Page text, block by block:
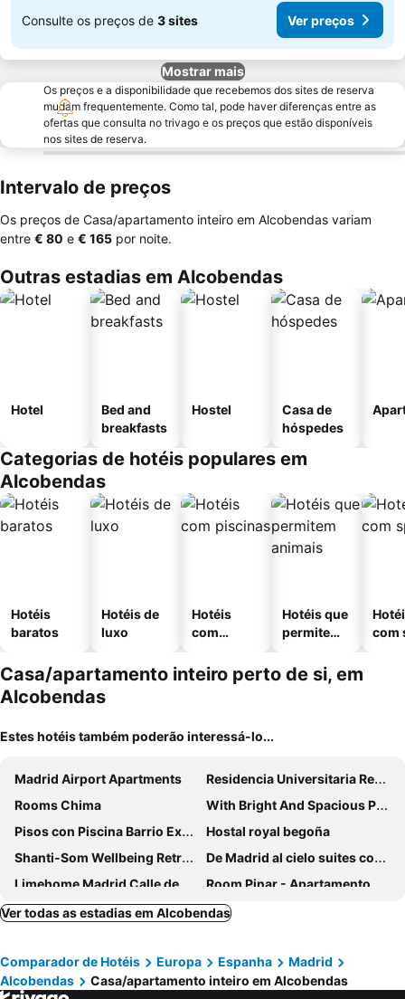
Consulte os preços de 3 sites Ver preços
Mostrar mais
Os preços e a disponibilidade que recebemos dos sites de reserva
mudam frequentemente. Como tal, pode haver diferenças entre as
ofertas que consulta no trivago e os preços que estão disponíveis
nos sites de reserva.
Intervalo de preços
Os preços de Casa/apartamento inteiro em Alcobendas variam
entre ‎€ 80 e ‎€ 165 por noite.
Outras estadias em Alcobendas
Hotel
Bed and
breakfasts
Hostel
Casa de
hóspedes
Categorias de hotéis populares em
Alcobendas
Hotéis
baratos
Hotéis de
luxo
Hotéis
com
Hotéis que
permitem
com
Casa/apartamento inteiro perto de si, em
Alcobendas
Estes hotéis também poderão interessá-lo...
Madrid Airport Apartments
Residencia Universitaria Resa Claudio Coello
Rooms Chima
With Bright And Spacious Patio
Pisos con Piscina Barrio Exclusivo-MOVISTAR ARENA alquiler temporada
Hostal royal begoña
Shanti-Som Wellbeing Retreat
De Madrid al cielo suites con wifi y Netflix
Limehome Madrid Calle de Juan Hurtado de Mendoza
Room Pinar - Apartamento con todas las comodidades
Home Art Apartments Bernabéu
NUEVOS DUPLEX PRINCIPE VERGARA
Calido Valdebebas
habitaciones en Chalet con piscina y jacuzzi en Madrid
Dobo Madrid Murillo
Oshun Plaza Castilla
Ver todas as estadias em Alcobendas
Comparador de Hotéis Europa Espanha
Madrid
Alcobendas
Casa/apartamento inteiro em Alcobendas